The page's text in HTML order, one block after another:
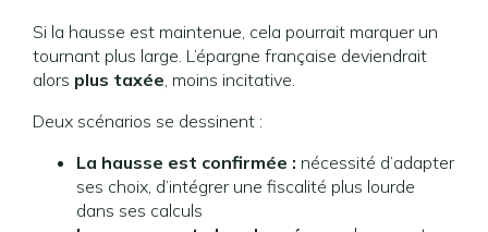
Si la hausse est maintenue, cela pourrait marquer un
tournant plus large. L’épargne française deviendrait
alors plus taxée, moins incitative.
Deux scénarios se dessinent :
La hausse est confirmée : nécessité d’adapter
ses choix, d’intégrer une fiscalité plus lourde
dans ses calculs